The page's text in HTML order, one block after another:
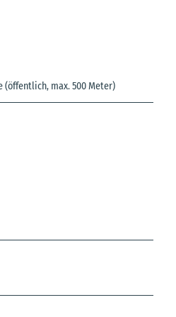
(öffentlich, max. 500 Meter)